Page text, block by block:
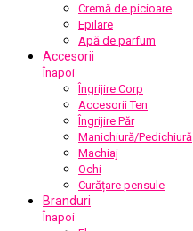
Cremă de picioare
Epilare
Apă de parfum
Accesorii
Înapoi
Îngrijire Corp
Accesorii Ten
Îngrijire Păr
Manichiură/Pedichiură
Machiaj
Ochi
Curățare pensule
Branduri
Înapoi